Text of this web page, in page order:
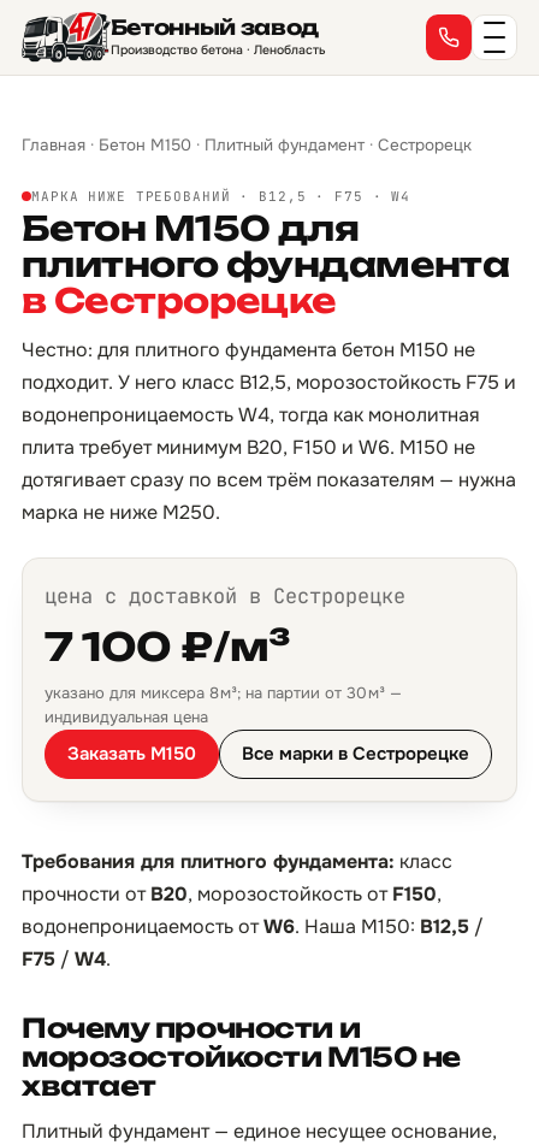
Бетонный завод
Производство бетона · Ленобласть
Главная · Бетон М150 · Плитный фундамент · Сестрорецк
МАРКА НИЖЕ ТРЕБОВАНИЙ · B12,5 · F75 · W4
Бетон М150 для
плитного фундамента
в Сестрорецке
Честно: для плитного фундамента бетон М150 не
подходит. У него класс B12,5, морозостойкость F75 и
водонепроницаемость W4, тогда как монолитная
плита требует минимум B20, F150 и W6. М150 не
дотягивает сразу по всем трём показателям — нужна
марка не ниже М250.
цена с доставкой в Сестрорецке
7 100 ₽/м³
указано для миксера 8 м³; на партии от 30 м³ —
индивидуальная цена
Заказать М150 Все марки в Сестрорецке
Требования для плитного фундамента: класс
прочности отB20, морозостойкость отF150,
водонепроницаемость отW6. Наша М150: B12,5 /
F75 / W4.
Почему прочности и
морозостойкости М150 не
хватает
Плитный фундамент — единое несущее основание,